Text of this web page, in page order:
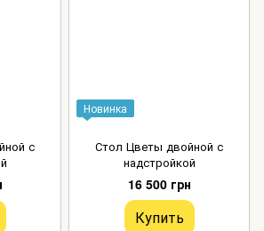
с
Новинка
Стол Цветы двойной с
надстройкой
16 500 грн
Купить